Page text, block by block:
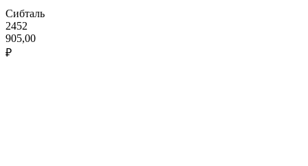
Сибталь
2452
905,00
₽